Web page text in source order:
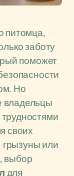
питомца,
заботу
поможет
Но
своих
грызуны или
выбор
для